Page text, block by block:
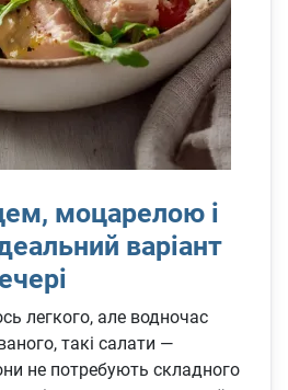
моцарелою і
варіант
легкого, але водночас
такі салати —
не потребують складного